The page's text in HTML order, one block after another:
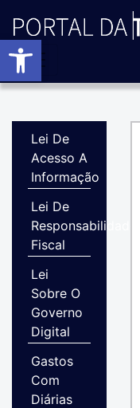
Barra de
Lei De
Acesso A
Informação
Lei De
Responsabilidade
Fiscal
Lei
Sobre O
Governo
Digital
Gastos
Com
Diárias